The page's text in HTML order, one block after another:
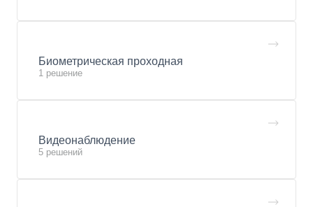
Биометрическая проходная
1 решение
Видеонаблюдение
5 решений